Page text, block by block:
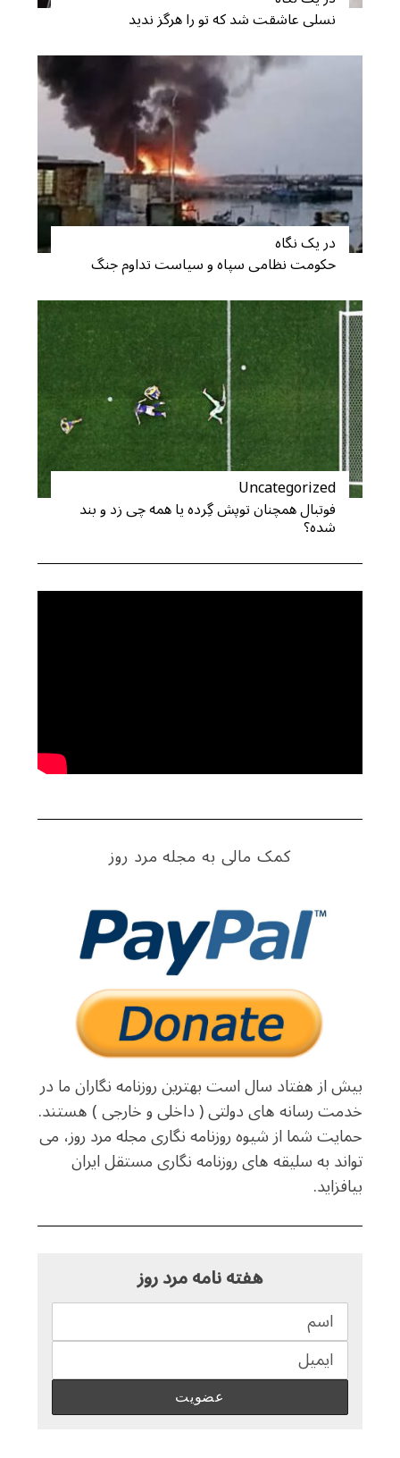
نسلی عاشقت شد که تو را هرگز ندید
در یک نگاه
حکومت نظامی سپاه و سیاست تداوم جنگ
Uncategorized
فوتبال همچنان توپش گِرده یا همه چی زد و بند
شده؟
کمک مالی به مجله مرد روز
بیش از هفتاد سال است بهترین روزنامه نگاران ما در
خدمت رسانه های دولتی ( داخلی و خارجی ) هستند.
حمایت شما از شیوه روزنامه نگاری مجله مرد روز، می
تواند به سلیقه های روزنامه نگاری مستقل ایران
بیافزاید.
هفته نامه مرد روز
o
: